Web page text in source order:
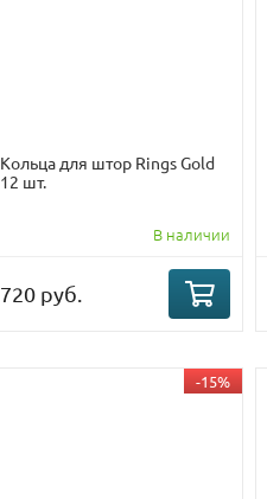
Кольца для штор Rings Gold
12 шт.
В наличии
720 руб.
-15%